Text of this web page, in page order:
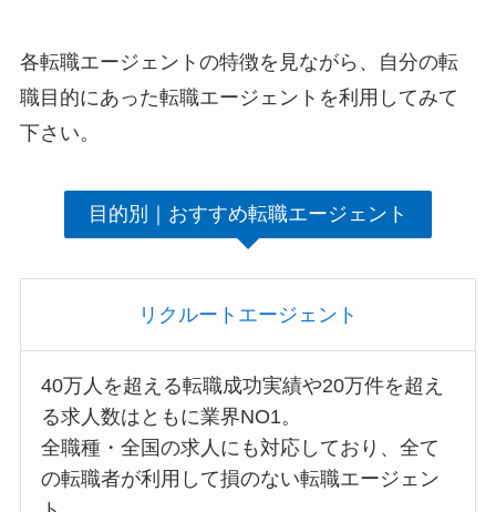
各転職エージェントの特徴を見ながら、自分の転
職目的にあった転職エージェントを利用してみて
下さい。
目的別｜おすすめ転職エージェント
リクルートエージェント
40万人を超える転職成功実績や20万件を超え
る求人数はともに業界NO1。
全職種・全国の求人にも対応しており、全て
の転職者が利用して損のない転職エージェン